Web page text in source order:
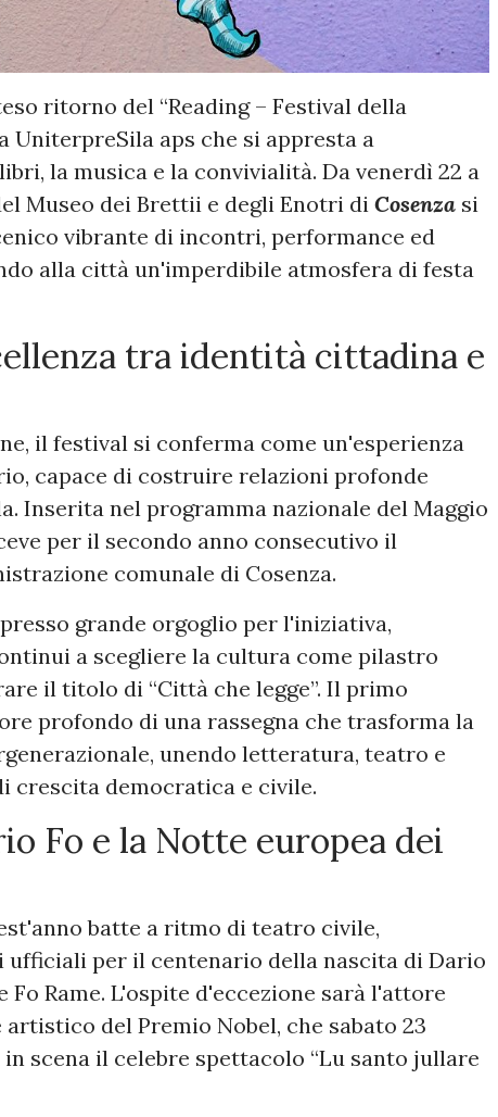
ritorno del “Reading – Festival della
UniterpreSila aps che si appresta a
la musica e la convivialità. Da venerdì 22 a
Museo dei Brettii e degli Enotri di Cosenza si
vibrante di incontri, performance ed
alla città un'imperdibile atmosfera di festa
tra identità cittadina e
il festival si conferma come un'esperienza
capace di costruire relazioni profonde
Inserita nel programma nazionale del Maggio
per il secondo anno consecutivo il
comunale di Cosenza.
grande orgoglio per l'iniziativa,
a scegliere la cultura come pilastro
il titolo di “Città che legge”. Il primo
profondo di una rassegna che trasforma la
unendo letteratura, teatro e
crescita democratica e civile.
Fo e la Notte europea dei
batte a ritmo di teatro civile,
ufficiali per il centenario della nascita di Dario
Fo Rame. L'ospite d'eccezione sarà l'attore
del Premio Nobel, che sabato 23
scena il celebre spettacolo “Lu santo jullare